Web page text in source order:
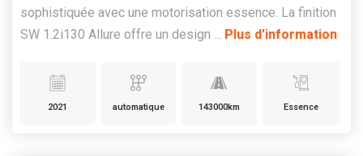
sophistiquée avec une motorisation essence. La finition
SW 1.2i130 Allure offre un design ... Plus d'information
2021 automatique 143000km Essence